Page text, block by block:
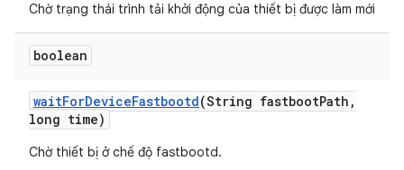
Chờ trạng thái trình tải khởi động của thiết bị được làm mới
boolean
waitForDeviceFastbootd(String fastbootPath ,
long time)
Chờ thiết bị ở chế độ fastbootd.